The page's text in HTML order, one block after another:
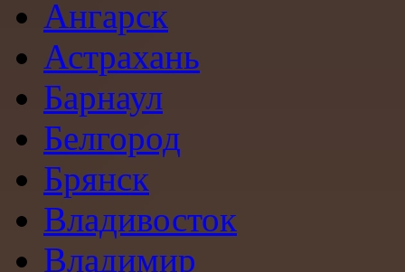
Ангарск
Астрахань
Барнаул
Белгород
Брянск
Владивосток
Владимир